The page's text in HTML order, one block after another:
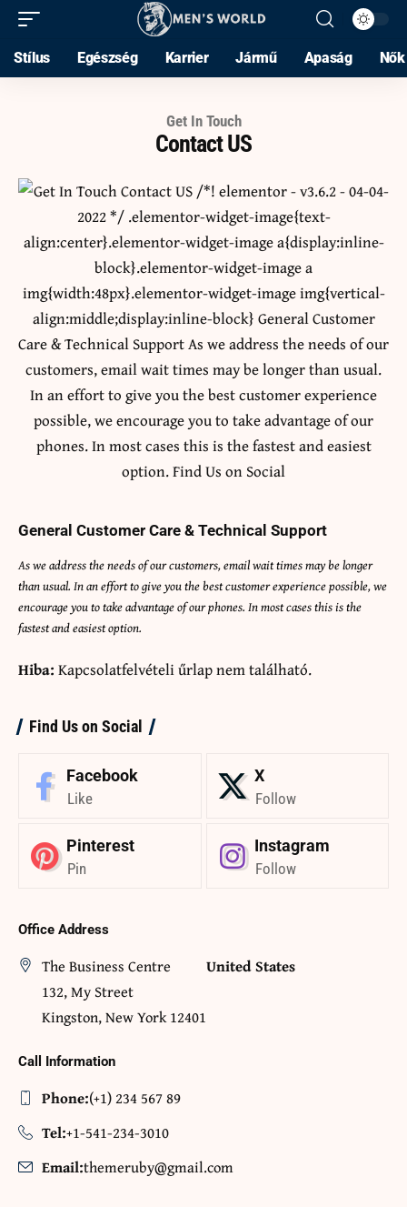
Stílus Egészség Karrier Jármű Apaság Nők
Get In Touch
Contact US
General Customer Care & Technical Support
As we address the needs of our customers, email wait times may be longer
than usual. In an effort to give you the best customer experience possible, we
encourage you to take advantage of our phones. In most cases this is the
fastest and easiest option.
Hiba: Kapcsolatfelvételi űrlap nem található.
Find Us on Social
Facebook
Like
X
Follow
Pinterest
Pin
Instagram
Follow
Office Address
The Business Centre
132, My Street
Kingston, New York 12401
United States
Call Information
Phone:(+1) 234 567 89
Tel:+1-541-234-3010
Email:themeruby@gmail.com